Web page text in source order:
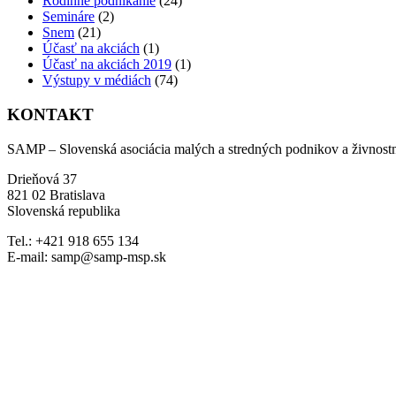
Semináre (2)
Snem (21)
Účasť na akciách (1)
Účasť na akciách 2019 (1)
Výstupy v médiách (74)
KONTAKT
SAMP – Slovenská asociácia malých a stredných podnikov a
Drieňová 37
821 02 Bratislava
Slovenská republika
Tel.: +421 918 655 134
E-mail: samp@samp-msp.sk